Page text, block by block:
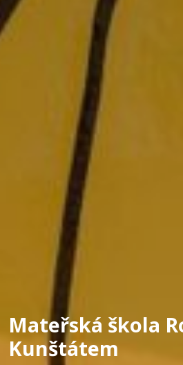
Mateřská škola
Kunštátem